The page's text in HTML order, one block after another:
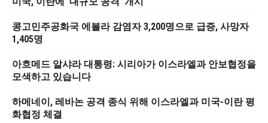
콩고민주공화국 에볼라 감염자 3,200명으로 급증, 사망자
1,405명
아흐메드 알샤라 대통령: 시리아가 이스라엘과 안보협정을
모색하고 있습니다
하메네이, 레바논 공격 종식 위해 이스라엘과 미국-이란 평
화협정 체결